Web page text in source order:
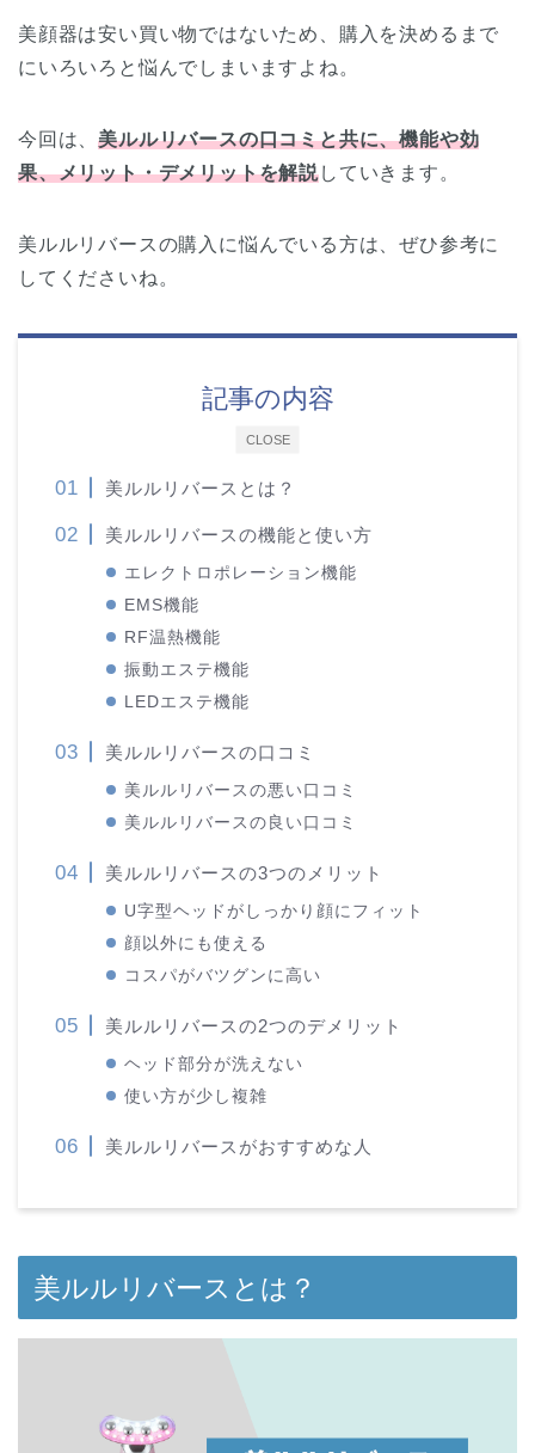
美顔器は安い買い物ではないため、購入を決めるまで
にいろいろと悩んでしまいますよね。
今回は、美ルルリバースの口コミと共に、機能や効
果、メリット・デメリットを解説していきます。
美ルルリバースの購入に悩んでいる方は、ぜひ参考に
してくださいね。
CLOSE
記事の内容
美ルルリバースとは？
美ルルリバースの機能と使い方
エレクトロポレーション機能
EMS機能
RF温熱機能
振動エステ機能
LEDエステ機能
美ルルリバースの口コミ
美ルルリバースの悪い口コミ
美ルルリバースの良い口コミ
美ルルリバースの3つのメリット
U字型ヘッドがしっかり顔にフィット
顔以外にも使える
コスパがバツグンに高い
美ルルリバースの2つのデメリット
ヘッド部分が洗えない
使い方が少し複雑
美ルルリバースがおすすめな人
美ルルリバースとは？